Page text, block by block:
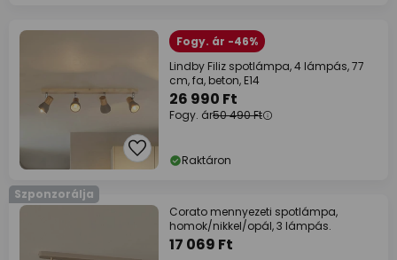
Fogy. ár -46%
Lindby Filiz spotlámpa, 4 lámpás, 77
cm, fa, beton, E14
26 990 Ft
Fogy. ár50 490 Ft
Raktáron
Szponzorálja
Corato mennyezeti spotlámpa,
homok/nikkel/opál, 3 lámpás.
17 069 Ft